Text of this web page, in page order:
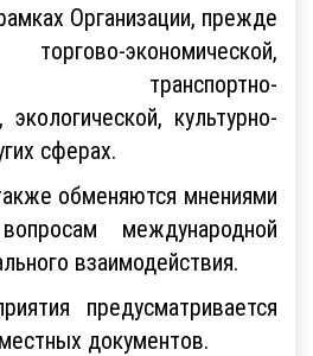
Организации, прежде
экономической,
транспортно-
экологической, культурно-
сферах.
обменяются мнениями
международной
взаимодействия.
предусматривается
документов.